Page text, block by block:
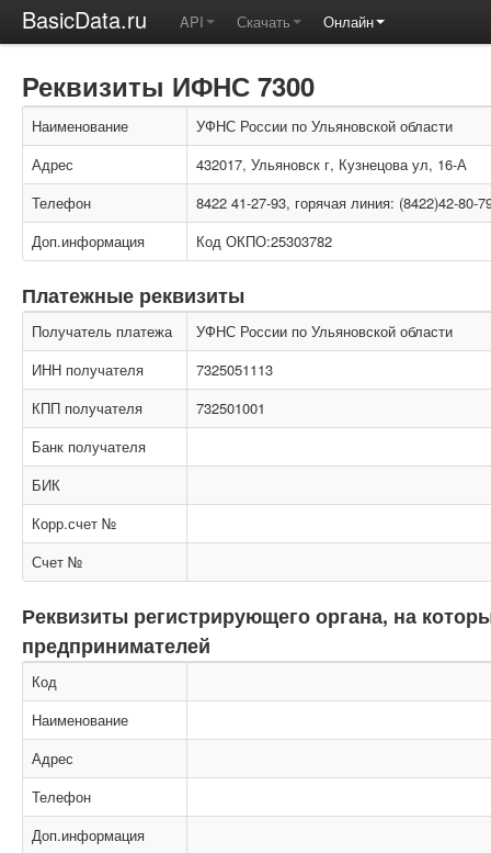
BasicData.ru API Скачать Онлайн
Реквизиты ИФНС 7300
Наименование
УФНС России по Ульяновской области
Адрес
432017, Ульяновск г, Кузнецова ул, 16-А
Телефон
8422 41-27-93, горячая линия: (8422)42-80-
Доп.информация
Код ОКПО:25303782
Платежные реквизиты
Получатель платежа
УФНС России по Ульяновской области
ИНН получателя
7325051113
КПП получателя
732501001
Банк получателя
БИК
Корр.счет №
Счет №
Реквизиты регистрирующего органа, на
предпринимателей
Код
Наименование
Адрес
Телефон
Доп.информация